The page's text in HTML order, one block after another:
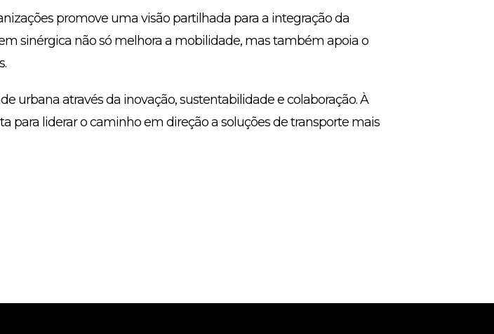
promove uma visão partilhada para a integração da
sinérgica não só melhora a mobilidade, mas também apoia o
urbana através da inovação, sustentabilidade e colaboração. À
para liderar o caminho em direção a soluções de transporte mais